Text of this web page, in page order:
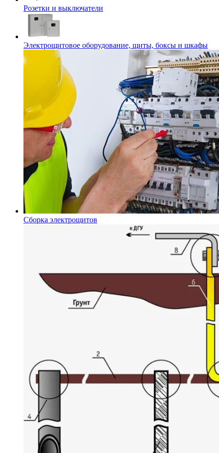
Розетки и выключатели
Электрощитовое оборудование, щиты, боксы и шкафы
Сборка электрощитов